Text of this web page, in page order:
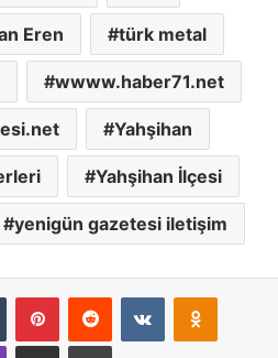
Eren türk metal
wwww.haber71.net
Yahşihan
Yahşihan İlçesi
yenigün gazetesi iletişim